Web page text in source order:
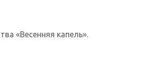
«Весенняя капель».